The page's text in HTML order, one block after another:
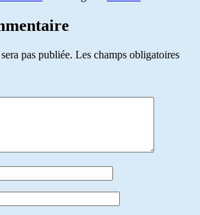
pas publiée. Les champs obligatoires